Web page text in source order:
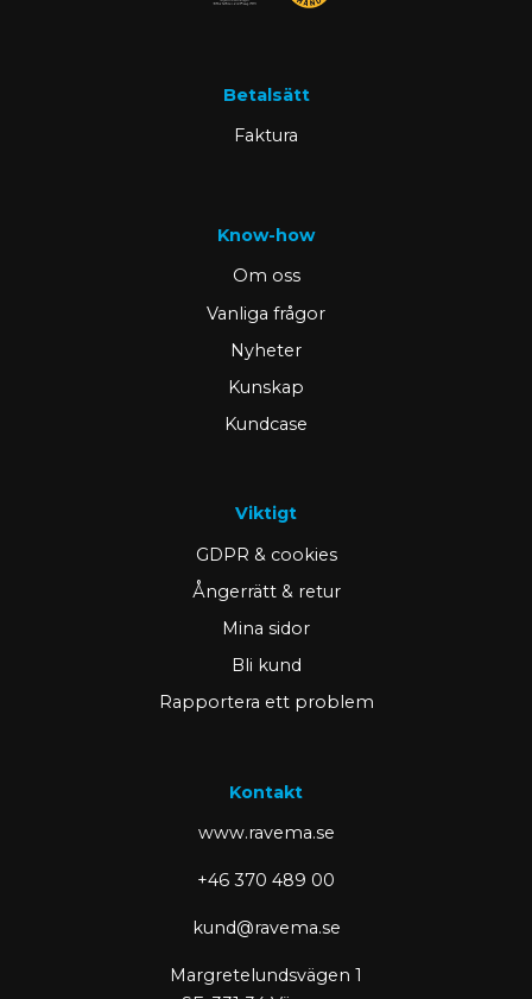
Betalsätt
Faktura
Know-how
Om oss
Vanliga frågor
Nyheter
Kunskap
Kundcase
Viktigt
GDPR & cookies
Ångerrätt & retur
Mina sidor
Bli kund
Rapportera ett problem
Kontakt
www.ravema.se
+46 370 489 00
kund@ravema.se
Margretelundsvägen 1